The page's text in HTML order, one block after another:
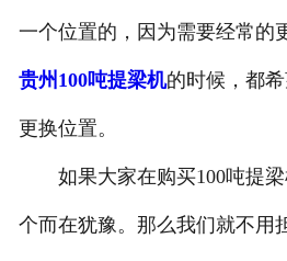
一个位置的，因为需要经常的
贵州100吨提梁机的时候，都
更换位置。
如果大家在购买100吨提梁
个而在犹豫。那么我们就不用